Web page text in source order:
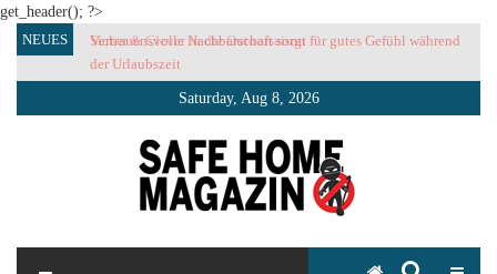
get_header(); ?>
Skip
content
NEUES
Vertrauensvolle Nachbarschaft sorgt für gutes Gefühl während
der Urlaubszeit
Saturday, Aug 8, 2026
SAFE HOME Magazin